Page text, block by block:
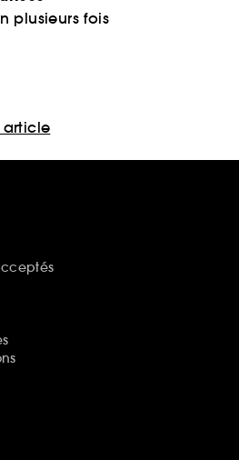
plusieurs fois
article